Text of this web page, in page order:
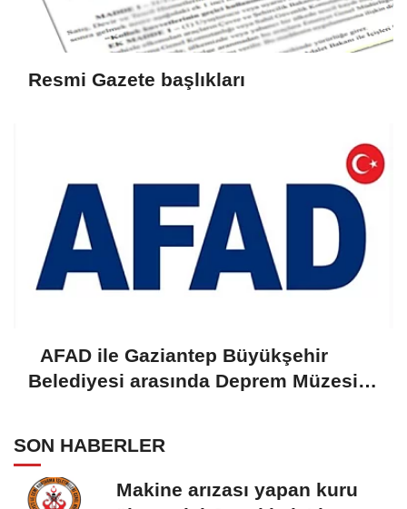
Resmi Gazete başlıkları
AFAD ile Gaziantep Büyükşehir
Belediyesi arasında Deprem Müzesi
SON HABERLER
Makine arızası yapan kuru